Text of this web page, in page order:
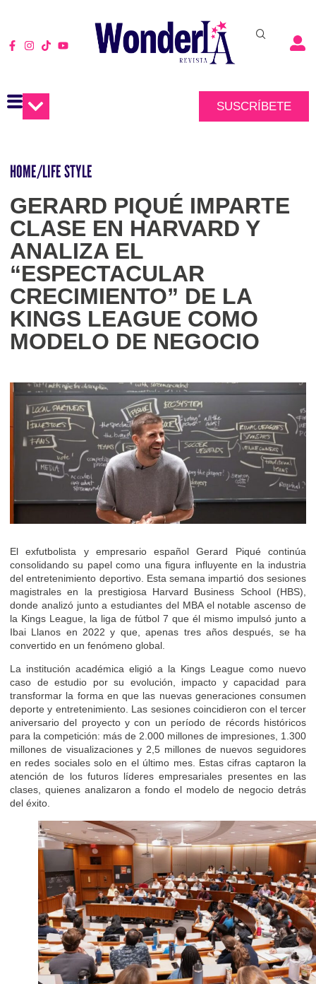
SUSCRÍBETE
HOME/LIFE STYLE
GERARD PIQUÉ IMPARTE
CLASE EN HARVARD Y
ANALIZA EL
“ESPECTACULAR
CRECIMIENTO” DE LA
KINGS LEAGUE COMO
MODELO DE NEGOCIO
El exfutbolista y empresario español Gerard Piqué continúa
consolidando su papel como una figura influyente en la industria
del entretenimiento deportivo. Esta semana impartió dos sesiones
magistrales en la prestigiosa Harvard Business School (HBS),
donde analizó junto a estudiantes del MBA el notable ascenso de
la Kings League, la liga de fútbol 7 que él mismo impulsó junto a
Ibai Llanos en 2022 y que, apenas tres años después, se ha
convertido en un fenómeno global.
La institución académica eligió a la Kings League como nuevo
caso de estudio por su evolución, impacto y capacidad para
transformar la forma en que las nuevas generaciones consumen
deporte y entretenimiento. Las sesiones coincidieron con el tercer
aniversario del proyecto y con un período de récords históricos
para la competición: más de 2.000 millones de impresiones, 1.300
millones de visualizaciones y 2,5 millones de nuevos seguidores
en redes sociales solo en el último mes. Estas cifras captaron la
atención de los futuros líderes empresariales presentes en las
clases, quienes analizaron a fondo el modelo de negocio detrás
del éxito.